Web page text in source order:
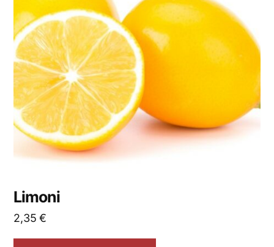
Limoni
2,35€